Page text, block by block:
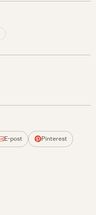
E-post Pinterest